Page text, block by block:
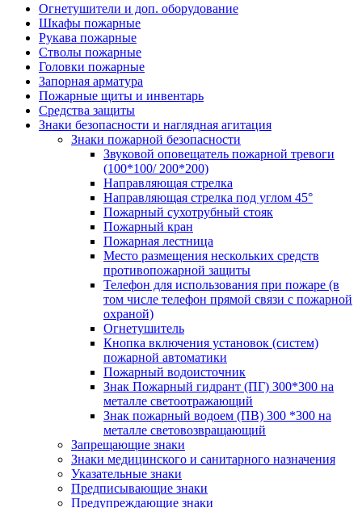
Огнетушители и доп. оборудование
Шкафы пожарные
Рукава пожарные
Стволы пожарные
Головки пожарные
Запорная арматура
Пожарные щиты и инвентарь
Средства защиты
Знаки безопасности и наглядная агитация
Знаки пожарной безопасности
Звуковой оповещатель пожарной тревоги
(100*100/ 200*200)
Направляющая стрелка
Направляющая стрелка под углом 45°
Пожарный сухотрубный стояк
Пожарный кран
Пожарная лестница
Место размещения нескольких средств
противопожарной защиты
Телефон для использования при пожаре (в
том числе телефон прямой связи с пожарной
охраной)
Огнетушитель
Кнопка включения установок (систем)
пожарной автоматики
Пожарный водоисточник
Знак Пожарный гидрант (ПГ) 300*300 на
металле светоотражающий
Знак пожарный водоем (ПВ) 300 *300 на
металле световозвращающий
Запрещающие знаки
Знаки медицинского и санитарного назначения
Указательные знаки
Предписывающие знаки
Предупреждающие знаки